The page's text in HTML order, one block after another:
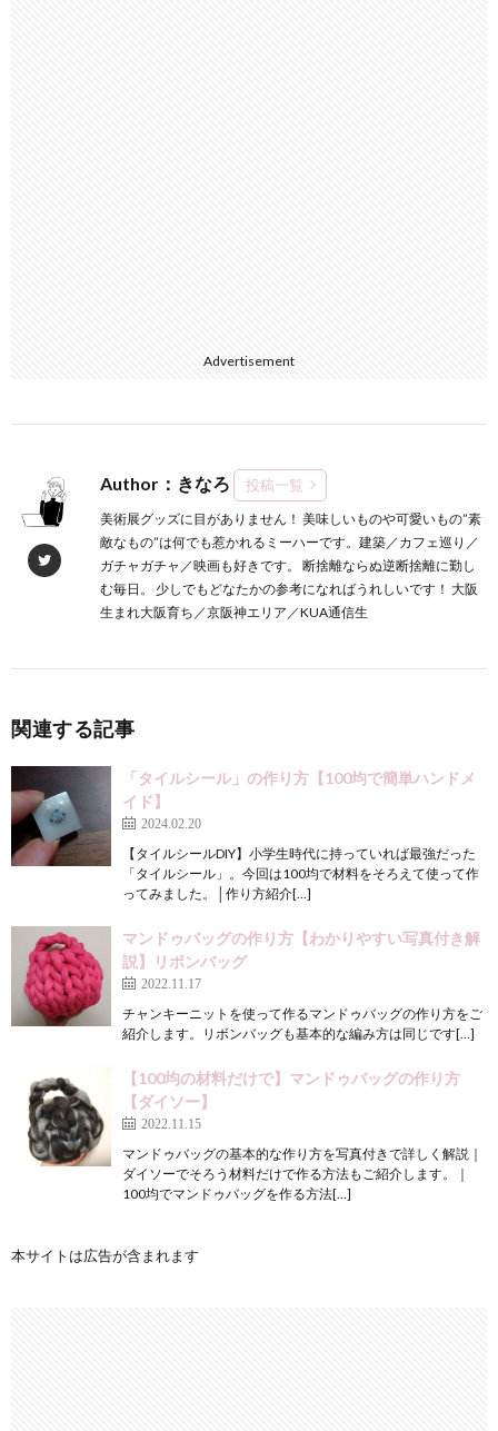
Advertisement
Author：きなろ 投稿一覧
美術展グッズに目がありません！ 美味しいものや可愛いもの”素
敵なもの”は何でも惹かれるミーハーです。建築／カフェ巡り／
ガチャガチャ／映画も好きです。 断捨離ならぬ逆断捨離に勤し
む毎日。 少しでもどなたかの参考になればうれしいです！ 大阪
生まれ大阪育ち／京阪神エリア／KUA通信生
関連する記事
「タイルシール」の作り方【100均で簡単ハンドメ
イド】
2024.02.20
【タイルシールDIY】小学生時代に持っていれば最強だった
「タイルシール」。今回は100均で材料をそろえて使って作
ってみました。│作り方紹介[…]
マンドゥバッグの作り方【わかりやすい写真付き解
説】リボンバッグ
2022.11.17
チャンキーニットを使って作るマンドゥバッグの作り方をご
紹介します。リボンバッグも基本的な編み方は同じです[…]
【100均の材料だけで】マンドゥバッグの作り方
【ダイソー】
2022.11.15
マンドゥバッグの基本的な作り方を写真付きで詳しく解説｜
ダイソーでそろう材料だけで作る方法もご紹介します。｜
100均でマンドゥバッグを作る方法[…]
本サイトは広告が含まれます